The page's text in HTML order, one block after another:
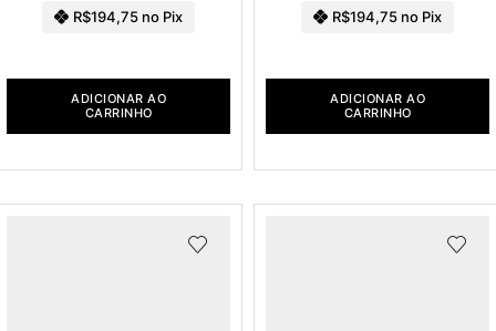
R$194,75 no Pix
ADICIONAR AO
CARRINHO
R$194,75 no Pix
ADICIONAR AO
CARRINHO